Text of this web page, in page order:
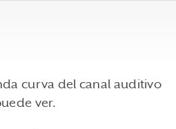
curva del canal auditivo
ver.